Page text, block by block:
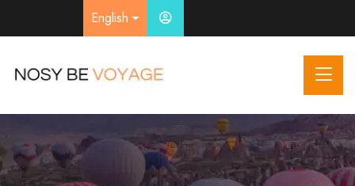
English